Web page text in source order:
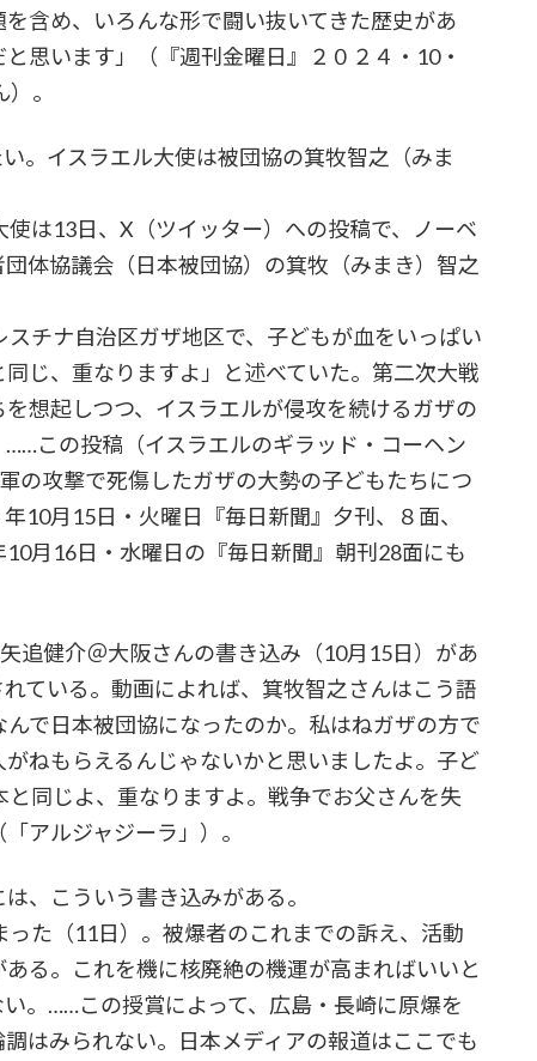
含め、いろんな形で闘い抜いてきた歴史があ
思います」（『週刊金曜日』２０２４・10・
。
。イスラエル大使は被団協の箕牧智之（みま
使は13日、X（ツイッター）への投稿で、ノーベ
体協議会（日本被団協）の箕牧（みまき）智之
チナ自治区ガザ地区で、子どもが血をいっぱい
じ、重なりますよ」と述べていた。第二次大戦
想起しつつ、イスラエルが侵攻を続けるガザの
この投稿（イスラエルのギラッド・コーヘン
の攻撃で死傷したガザの大勢の子どもたちにつ
10月15日・火曜日『毎日新聞』夕刊、８面、
月16日・水曜日の『毎日新聞』朝刊28面にも
追健介＠大阪さんの書き込み（10月15日）があ
ている。動画によれば、箕牧智之さんはこう語
んで日本被団協になったのか。私はねガザの方で
ねもらえるんじゃないかと思いましたよ。子ど
同じよ、重なりますよ。戦争でお父さんを失
アルジャジーラ」）。
、こういう書き込みがある。
った（11日）。被爆者のこれまでの訴え、活動
る。これを機に核廃絶の機運が高まればいいと
。……この授賞によって、広島・長崎に原爆を
はみられない。日本メディアの報道はここでも